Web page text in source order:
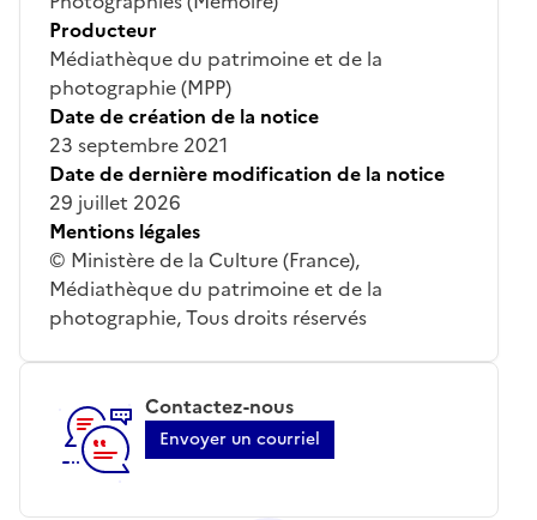
Producteur
Médiathèque du patrimoine et de la
photographie (MPP)
Date de création de la notice
23 septembre 2021
Date de dernière modification de la notice
29 juillet 2026
Mentions légales
© Ministère de la Culture (France),
Médiathèque du patrimoine et de la
photographie, Tous droits réservés
Contactez-nous
Envoyer un courriel